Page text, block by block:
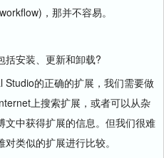
，那并不容易。
安装、更新和卸载?
的正确的扩展，我们需要做
上搜索扩展，或者可以从杂
中获得扩展的信息。但我们很难
类似的扩展进行比较。